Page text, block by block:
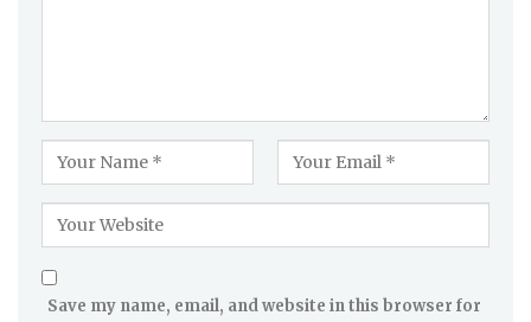
Save my name, email, and website in this browser for